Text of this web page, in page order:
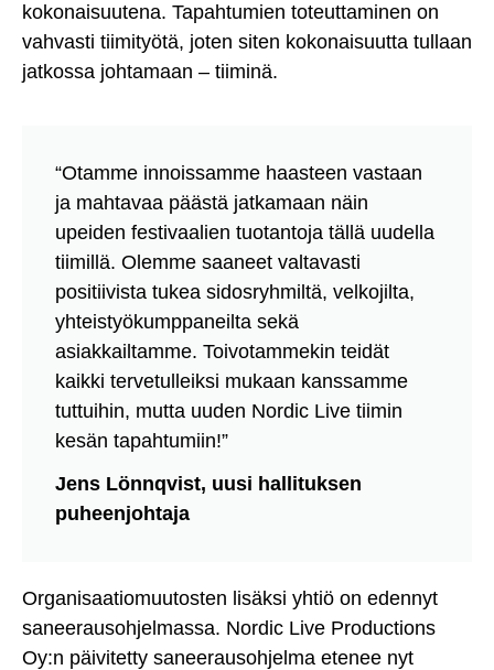
kokonaisuutena. Tapahtumien toteuttaminen on
vahvasti tiimityötä, joten siten kokonaisuutta tullaan
jatkossa johtamaan – tiiminä.
“Otamme innoissamme haasteen vastaan
ja mahtavaa päästä jatkamaan näin
upeiden festivaalien tuotantoja tällä uudella
tiimillä. Olemme saaneet valtavasti
positiivista tukea sidosryhmiltä, velkojilta,
yhteistyökumppaneilta sekä
asiakkailtamme. Toivotammekin teidät
kaikki tervetulleiksi mukaan kanssamme
tuttuihin, mutta uuden Nordic Live tiimin
kesän tapahtumiin!”
Jens Lönnqvist, uusi hallituksen
puheenjohtaja
Organisaatiomuutosten lisäksi yhtiö on edennyt
saneerausohjelmassa. Nordic Live Productions
Oy:n päivitetty saneerausohjelma etenee nyt